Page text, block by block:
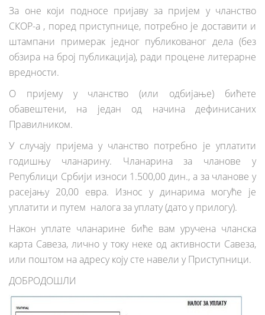
За оне који подносе пријаву за пријем у чланство
СКОР-а , поред приступнице, потребно је доставити и
штампани примерак једног публикованог дела (без
обзира на број публикација), ради процене литерарне
вредности.
О пријему у чланство (или одбијање) бићете
обавештени, на један од начина дефинисаних
Правилником.
У случају пријема у чланство потребно је уплатити
годишњу чланарину. Чланарина за чланове у
Републици Србији износи 1.500,00 дин., а за чланове у
расејању 20,00 евра. Износ у динарима могуће је
уплатити и путем налога за уплату (дато у прилогу).
Након уплате чланарине биће вам уручена чланска
карта Савеза, лично у току неке од активности Савеза,
или поштом на адресу коју сте навели у Приступници.
ДОБРОДОШЛИ